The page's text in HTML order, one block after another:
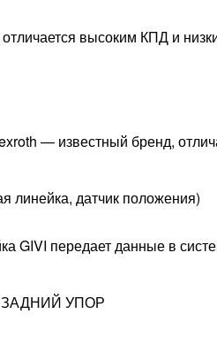
высоким КПД и
— известный бренд,
линейка, датчик положения)
GIVI передает данные в
УПОР